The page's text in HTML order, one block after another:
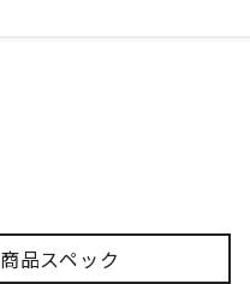
商品スペック